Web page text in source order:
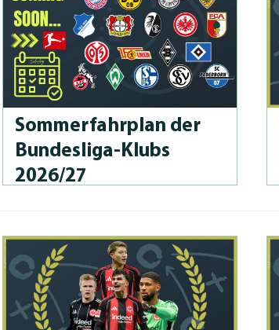
Som­merfahrplan der
Bun­des­li­ga-Klubs
2026/27